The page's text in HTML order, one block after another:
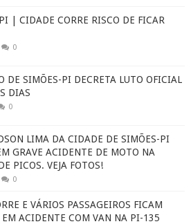
| CIDADE CORRE RISCO DE FICAR
0
DE SIMÕES-PI DECRETA LUTO OFICIAL
DIAS
0
LIMA DA CIDADE DE SIMÕES-PI
GRAVE ACIDENTE DE MOTO NA
PICOS. VEJA FOTOS!
0
E VÁRIOS PASSAGEIROS FICAM
EM ACIDENTE COM VAN NA PI-135